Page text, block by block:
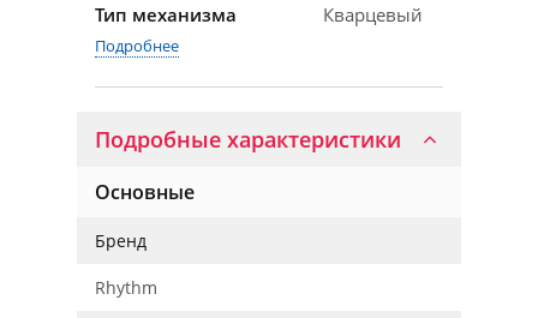
Тип механизма
Кварцевый
Подробнее
Подробные характеристики
Основные
Бренд
Rhythm